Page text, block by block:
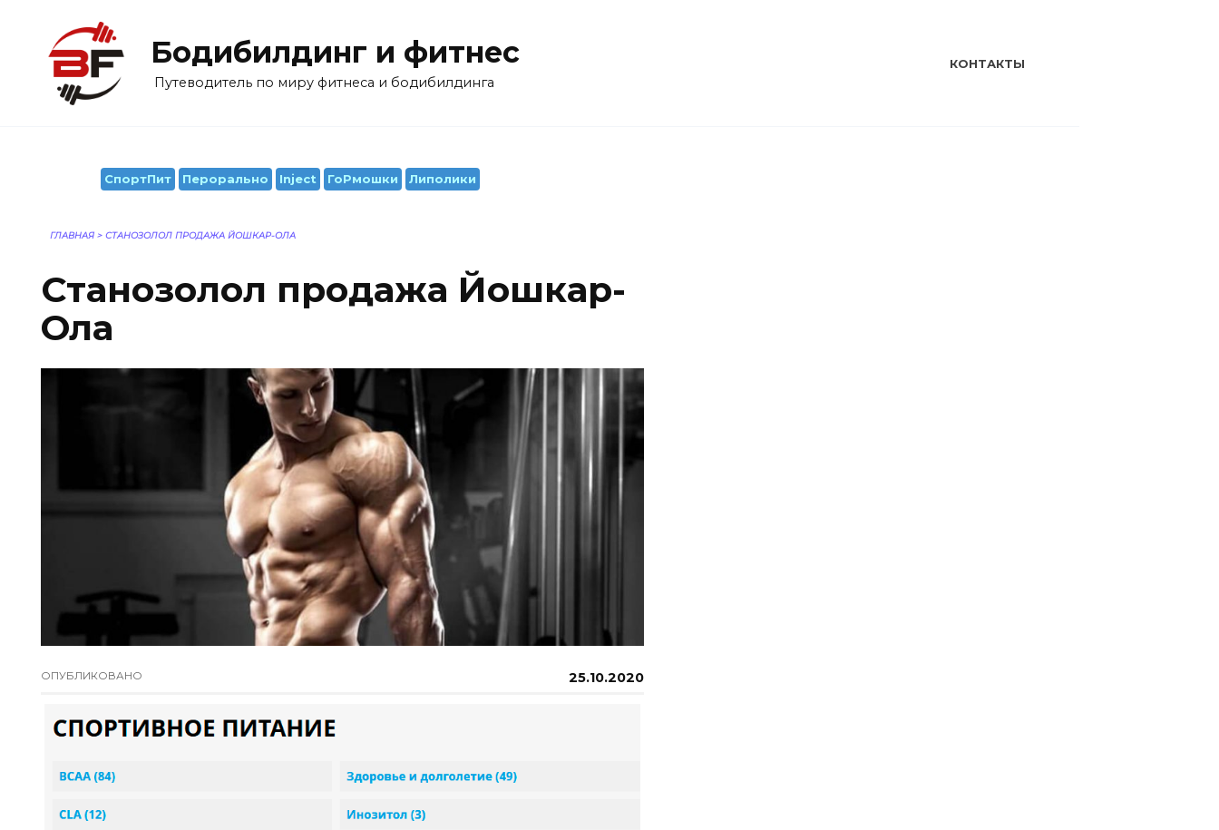
содержанию
Бодибилдинг и фитнес
Путеводитель по миру фитнеса и бодибилдинга
КОНТАКТЫ
СпортПит Перорально Inject ГоРмошки Липолики
ГЛАВНАЯ > СТАНОЗОЛОЛ ПРОДАЖА ЙОШКАР-ОЛА
Станозолол продажа Йошкар-
Ола
ОПУБЛИКОВАНО 25.10.2020